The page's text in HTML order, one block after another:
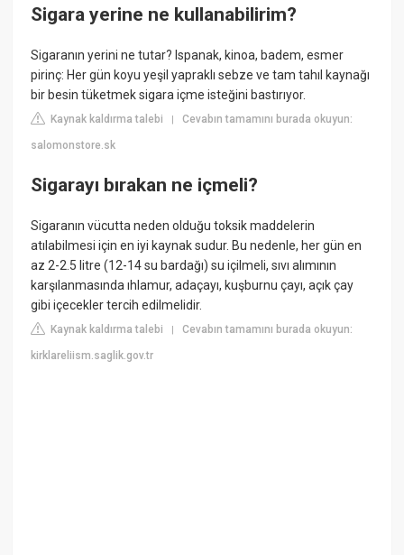
Sigara yerine ne kullanabilirim?
Sigaranın yerini ne tutar? Ispanak, kinoa, badem, esmer
pirinç: Her gün koyu yeşil yapraklı sebze ve tam tahıl kaynağı
bir besin tüketmek sigara içme isteğini bastırıyor.
Kaynak kaldırma talebi |Cevabın tamamını burada okuyun:
salomonstore.sk
Sigarayı bırakan ne içmeli?
Sigaranın vücutta neden olduğu toksik maddelerin
atılabilmesi için en iyi kaynak sudur. Bu nedenle, her gün en
az 2-2.5 litre (12-14 su bardağı) su içilmeli, sıvı alımının
karşılanmasında ıhlamur, adaçayı, kuşburnu çayı, açık çay
gibi içecekler tercih edilmelidir.
Kaynak kaldırma talebi |Cevabın tamamını burada okuyun:
kirklareliism.saglik.gov.tr